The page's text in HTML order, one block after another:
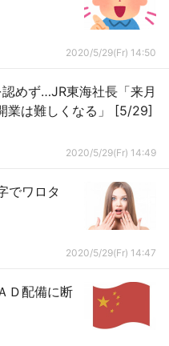
2020/5/29(Fr) 14:50
めず…JR東海社長「来月
中に準備入れないと2027年の開業は難しくなる」 [5/29]
2020/5/29(Fr) 14:49
でワロタ
2020/5/29(Fr) 14:47
Ｄ配備に断